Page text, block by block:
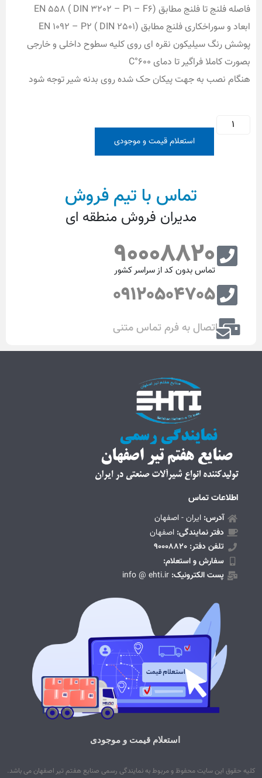
فاصله فلنج تا فلنج مطابق (EN 558 ( DIN 3202 – P1 – F6
ابعاد و سوراخکاری فلنج مطابق (2501 EN 1092 – P2 ( DIN
پوشش رنگ سیلیکون نقره ای روی کلیه سطوح داخلی و خارجی
بصورت کاملا فراگیر تا دمای 600°C
هنگام نصب به جهت پیکان حک شده روی بدنه شیر توجه شود
استعلام قیمت و موجودی
تماس با تیم فروش
مدیران فروش منطقه ای
90008820
تماس بدون کد از سراسر کشور
09120504705
اتصال به فرم تماس متنی
اطلاعات تماس
آدرس:ایران - اصفهان
دفتر نمایندگی: اصفهان
تلفن دفتر: 90008820
سفارش و استعلام:
پست الکترونیک: info @ ehti.ir
استعلام قیمت و موجودی
کلیه حقوق این سایت محفوظ و مربوط به نمایندگی رسمی صنایع هفتم تیر اصفهان می باشد.